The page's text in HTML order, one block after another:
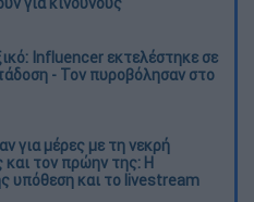
Influencer εκτελέστηκε σε
- Τον πυροβόλησαν στο
για μέρες με τη νεκρή
και τον πρώην της: Η
υπόθεση και το livestream